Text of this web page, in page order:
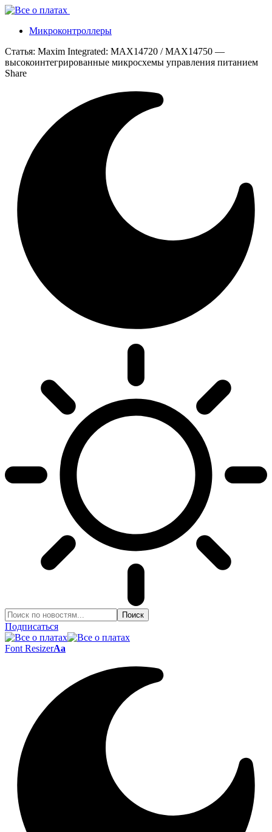
Микроконтроллеры
Статья: Maxim Integrated: MAX14720 / MAX14750 —
высокоинтегрированные микросхемы управления питанием
Share
Подписаться
Font ResizerAa